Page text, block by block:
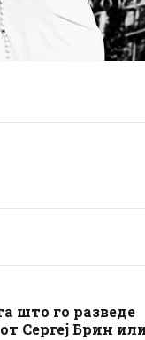
што го разведе
Сергеј Брин